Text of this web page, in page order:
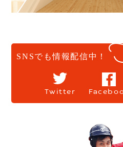
SNSでも情報配信中！
Twitter